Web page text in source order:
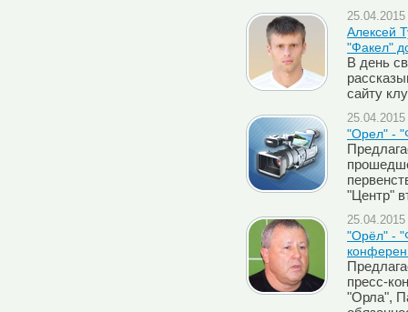
Алексей
"Факел"
В день
сайту
"Орел" -
"Центр"
"Орёл" -
пресс-
"Орла",